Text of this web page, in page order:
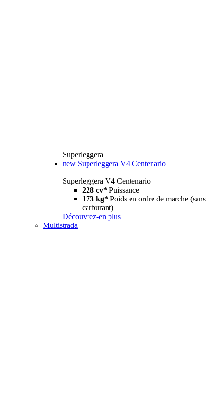
Superleggera
new Superleggera V4 Centenario
Superleggera V4 Centenario
228 cv* Puissance
173 kg* Poids en ordre de marche (sans
carburant)
Découvrez-en plus
Multistrada